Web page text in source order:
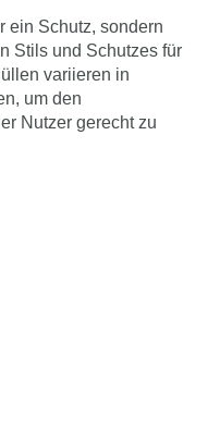
ein Schutz, sondern
Stils und Schutzes für
variieren in
um den
Nutzer gerecht zu